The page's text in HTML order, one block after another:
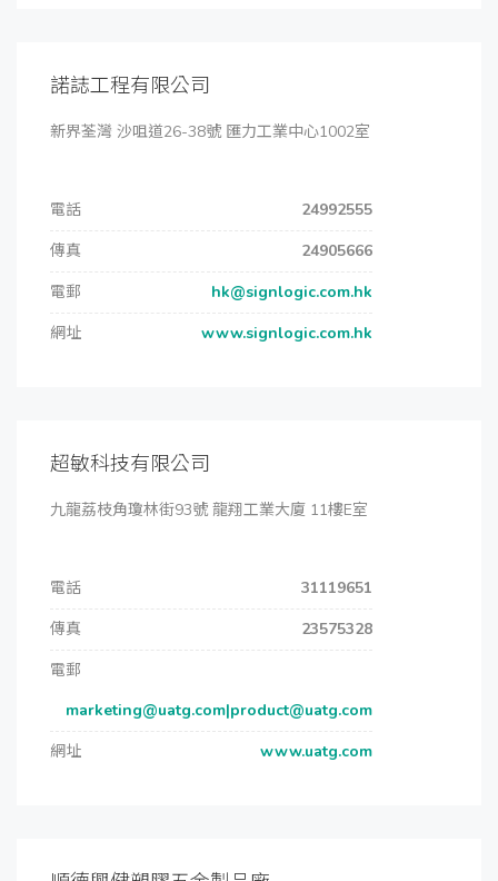
諾誌工程有限公司
新界荃灣 沙咀道26-38號 匯力工業中心1002室
電話
24992555
傳真
24905666
電郵
hk@signlogic.com.hk
網址
www.signlogic.com.hk
超敏科技有限公司
九龍荔枝角瓊林街93號 龍翔工業大廈 11樓E室
電話
31119651
傳真
23575328
電郵
marketing@uatg.com|product@uatg.com
網址
www.uatg.com